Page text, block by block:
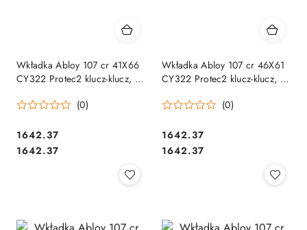
Wkładka Abloy 107 cr 41X66
CY322 Protec2 klucz-klucz, 3
(0)
Cena:
1642.37
Cena:
1642.37
Wkładka Abloy 107 cr 46X61
CY322 Protec2 klucz-klucz, 3
(0)
Cena:
1642.37
Cena:
1642.37